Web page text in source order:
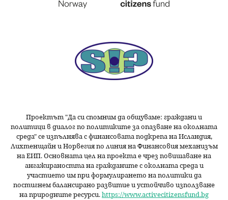
Проектът "Да си спомним даобщуваме: граждани и
политици в диалог по политиките за опазване на околната
среда" се изпълнява с финансовата подкрепа на Исландия,
Лихтенщайн и Норвегия по линия на Финансовия механизъм
на ЕИП. Основната цел на проекта е чрез повишаване на
ангажираността на гражданите с околната среда и
участието им при формулирането на политики да
постигнем балансирано развитие и устойчиво използване
на природните ресурси.https://www.activecitizensfund.bg